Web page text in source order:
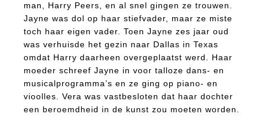
man, Harry Peers, en al snel gingen ze trouwen.
Jayne was dol op haar stiefvader, maar ze miste
toch haar eigen vader. Toen Jayne zes jaar oud
was verhuisde het gezin naar Dallas in Texas
omdat Harry daarheen overgeplaatst werd. Haar
moeder schreef Jayne in voor talloze dans- en
musicalprogramma’s en ze ging op piano- en
vioolles. Vera was vastbesloten dat haar dochter
een beroemdheid in de kunst zou moeten worden.